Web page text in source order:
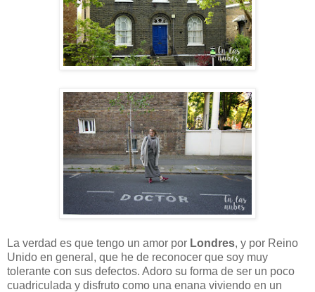
La verdad es que tengo un amor por Londres, y por Reino
Unido en general, que he de reconocer que soy muy
tolerante con sus defectos. Adoro su forma de ser un poco
cuadriculada y disfruto como una enana viviendo en un